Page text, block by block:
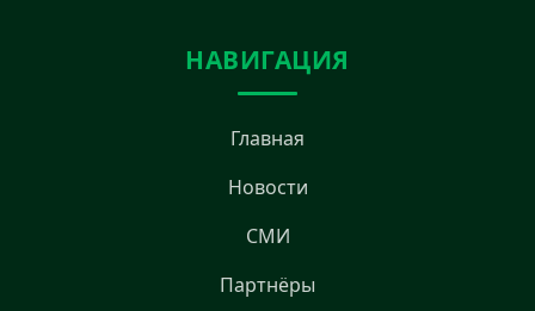
НАВИГАЦИЯ
Главная
Новости
СМИ
Партнёры